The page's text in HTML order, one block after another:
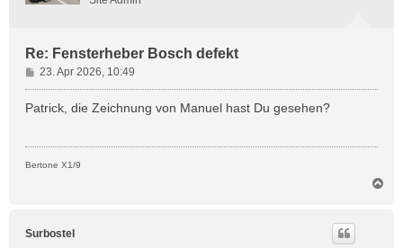
Re: Fensterheber Bosch defekt
B
e
i
g
23. Apr 2026, 10:49
Patrick, die Zeichnung von Manuel hast Du gesehen?
Bertone X1/9
Surbostel